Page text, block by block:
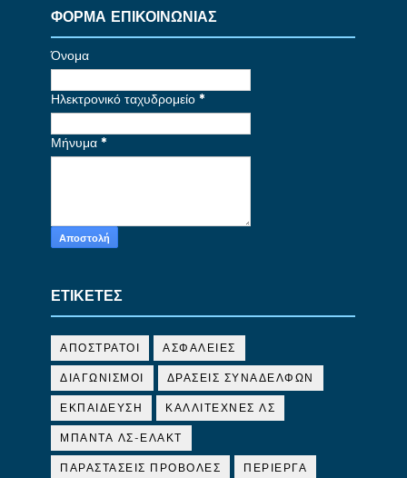
ΦΟΡΜΑ ΕΠΙΚΟΙΝΩΝΙΑΣ
Όνομα
Ηλεκτρονικό ταχυδρομείο *
Μήνυμα *
ΕΤΙΚΕΤΕΣ
ΑΠΟΣΤΡΑΤΟΙ ΑΣΦΑΛΕΙΕΣ
ΔΙΑΓΩΝΙΣΜΟΙ ΔΡΑΣΕΙΣ ΣΥΝΑΔΕΛΦΩΝ
ΕΚΠΑΙΔΕΥΣΗ ΚΑΛΛΙΤΕΧΝΕΣ ΛΣ
ΜΠΑΝΤΑ ΛΣ-ΕΛΑΚΤ
ΠΑΡΑΣΤΑΣΕΙΣ ΠΡΟΒΟΛΕΣ ΠΕΡΙΕΡΓΑ